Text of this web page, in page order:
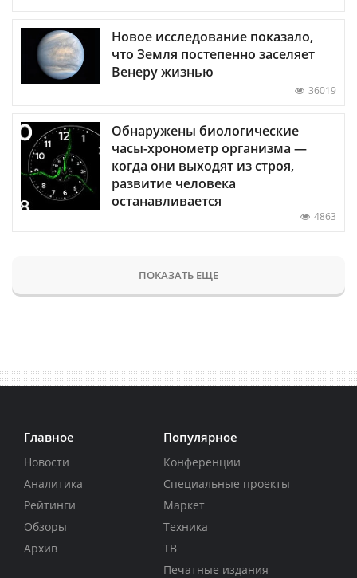
Новое исследование показало,
что Земля постепенно заселяет
Венеру жизнью
36019
Обнаружены биологические
часы-хронометр организма —
когда они выходят из строя,
развитие человека
останавливается
4863
ПОКАЗАТЬ ЕЩЕ
Главное
Новости
Аналитика
Рейтинги
Обзоры
Архив
Популярное
Конференции
Специальные проекты
Маркет
Техника
ТВ
Печатные издания